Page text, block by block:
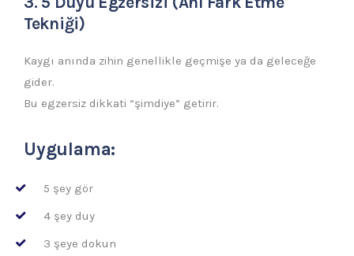
Tekniği)
Kaygı anında zihin genellikle geçmişe ya da geleceğe
gider.
Bu egzersiz dikkati “şimdiye” getirir.
Uygulama:
5 şey gör
4 şey duy
3 şeye dokun